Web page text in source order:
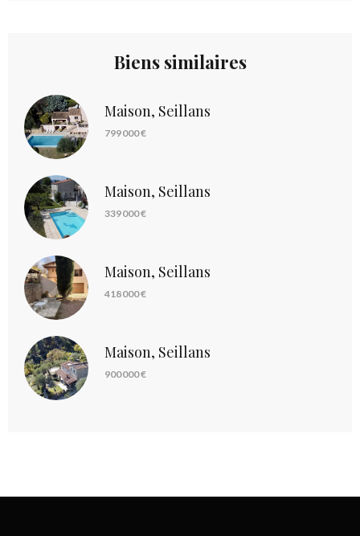
Biens similaires
Maison, Seillans
799 000 €
Maison, Seillans
339 000 €
Maison, Seillans
418 000 €
Maison, Seillans
900 000 €